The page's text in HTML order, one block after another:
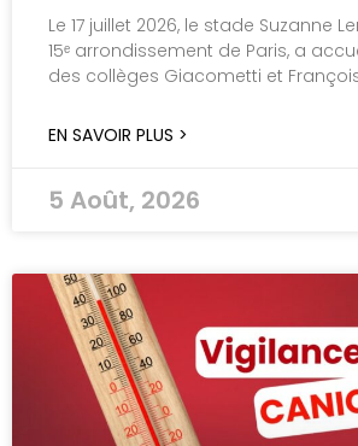
Le 17 juillet 2026, le stade Suzanne
15ᵉ arrondissement de Paris, a
des collèges Giacometti et
EN SAVOIR PLUS >
5 Août, 2026